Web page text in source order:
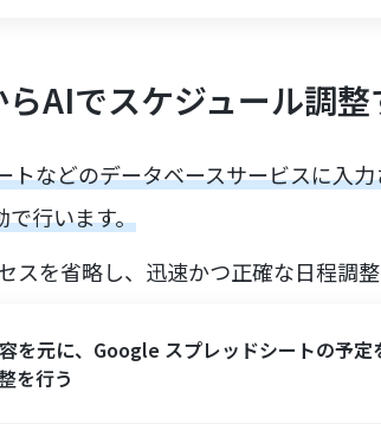
AIでスケジュール調整
などのデータベースサービスに入
で行います。
を省略し、迅速かつ正確な日程調整
を元に、Google スプレッドシートの予定
を行う